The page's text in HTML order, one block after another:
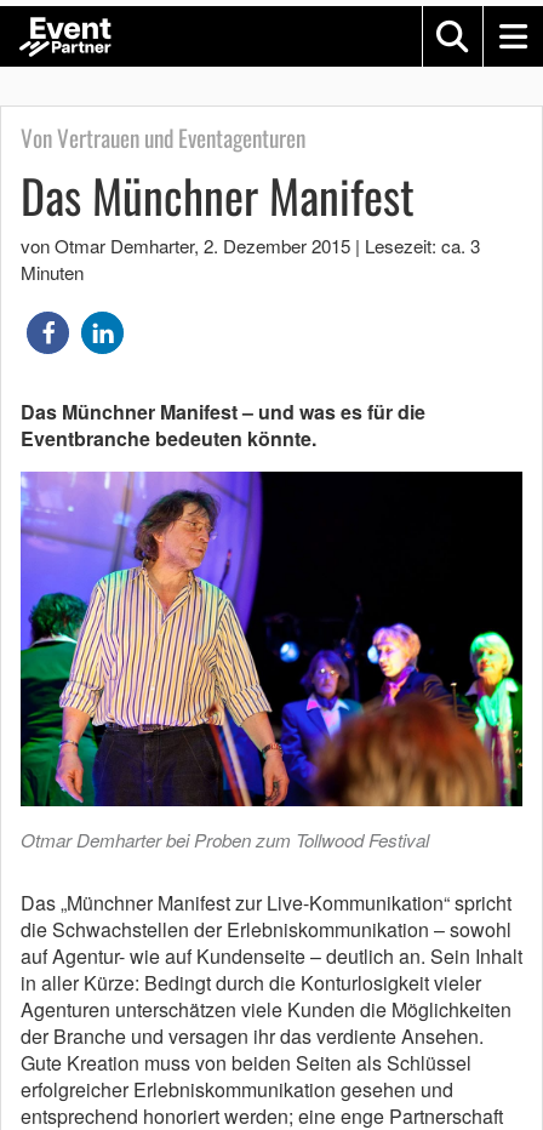
Von Vertrauen und Eventagenturen
Das Münchner Manifest
von Otmar Demharter, 2. Dezember 2015 | Lesezeit: ca. 3
Minuten
Das Münchner Manifest – und was es für die
Eventbranche bedeuten könnte.
Otmar Demharter bei Proben zum Tollwood Festival
Das „Münchner Manifest zur Live-Kommunikation“ spricht
die Schwachstellen der Erlebniskommunikation – sowohl
auf Agentur- wie auf Kundenseite – deutlich an. Sein Inhalt
in aller Kürze: Bedingt durch die Konturlosigkeit vieler
Agenturen unterschätzen viele Kunden die Möglichkeiten
der Branche und versagen ihr das verdiente Ansehen.
Gute Kreation muss von beiden Seiten als Schlüssel
erfolgreicher Erlebniskommunikation gesehen und
entsprechend honoriert werden; eine enge Partnerschaft